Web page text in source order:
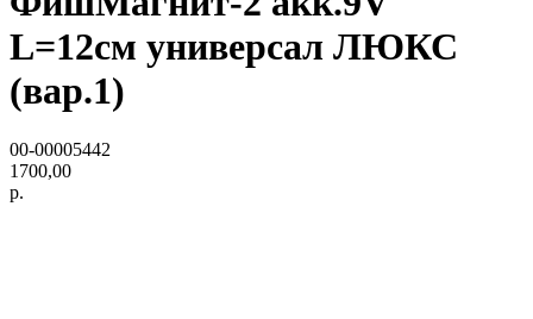
L=12см универсал ЛЮКС
(вар.1)
00-00005442
1700,00
р.